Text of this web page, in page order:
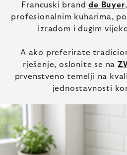
Francuski brandde Buyer
profesionalnim kuharima,
izradom i dugim
A ako preferirate
rješenje, oslonite se na
prvenstveno temelji na
jednostavnosti